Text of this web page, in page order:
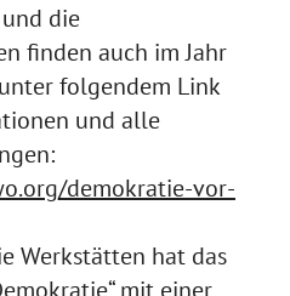
die
finden auch im Jahr
folgendem Link
und alle
demokratie-vor-
Werkstätten hat das